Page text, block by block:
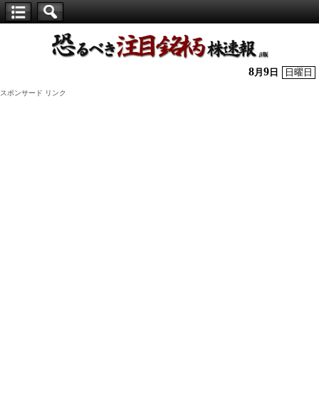
株】
8月 9 日 日曜日
スポンサード リンク